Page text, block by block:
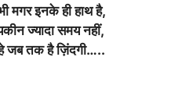
मगर इनके ही हाथ है,
ज्यादा समय नहीं,
जब तक है ज़िंदगी…..